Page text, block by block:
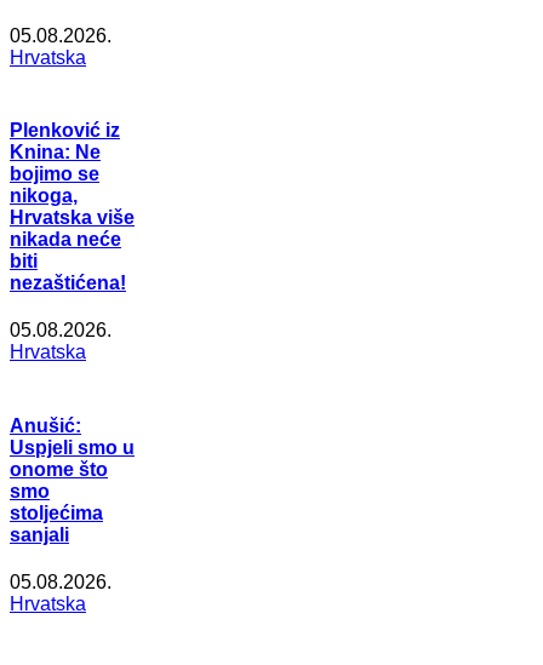
05.08.2026.
Hrvatska
Plenković iz
Knina: Ne
bojimo se
nikoga,
Hrvatska više
nikada neće
biti
nezaštićena!
05.08.2026.
Hrvatska
Anušić:
Uspjeli smo u
onome što
smo
stoljećima
sanjali
05.08.2026.
Hrvatska